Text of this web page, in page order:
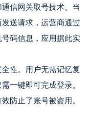
信网关取号技术。当
送请求，运营商通过
码信息，应用据此实
性。用户无需记忆复
一键即可完成登录。
防止了账号被盗用。